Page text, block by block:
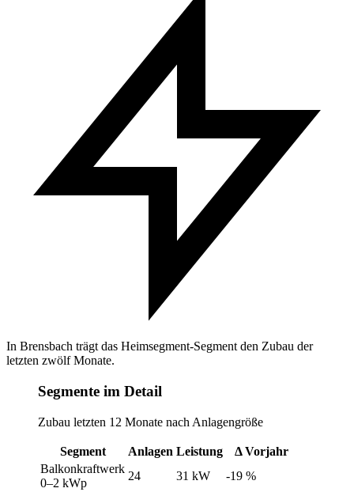
In Brensbach trägt das Heimsegment-Segment den Zubau der
letzten zwölf Monate.
Segmente im Detail
Zubau letzten 12 Monate nach Anlagengröße
Segment Anlagen Leistung
Δ Vorjahr
Balkonkraftwerk
0–2 kWp
24 31 kW
-19 %